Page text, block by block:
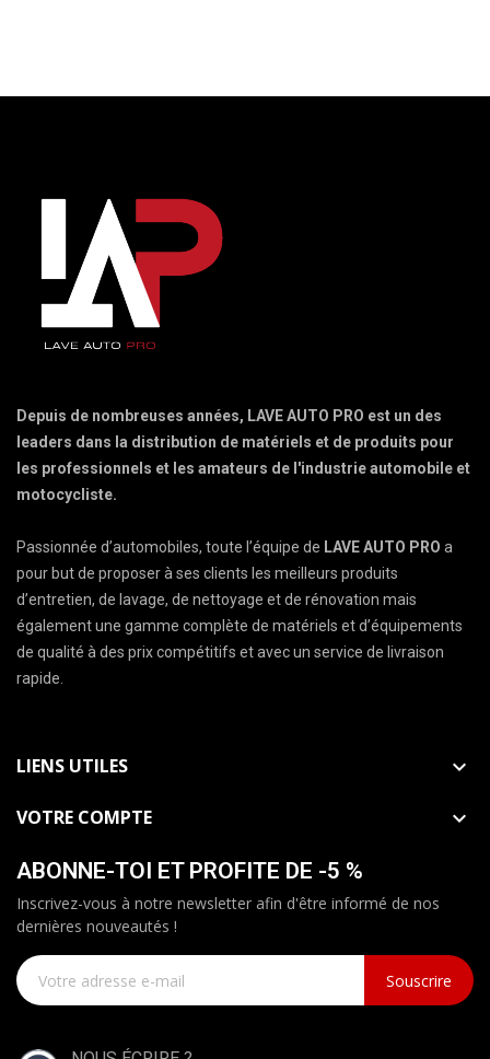
Depuis de nombreuses années, LAVE AUTO PRO est un des
leaders dans la distribution de matériels et de produits pour
les professionnels et les amateurs de l'industrie automobile et
motocycliste.
Passionnée d’automobiles, toute l’équipe de LAVE AUTO PRO a
pour but de proposer à ses clients les meilleurs produits
d’entretien, de lavage, de nettoyage et de rénovation mais
également une gamme complète de matériels et d’équipements
de qualité à des prix compétitifs et avec un service de livraison
rapide.
LIENS UTILES 
VOTRE COMPTE

ABONNE-TOI ET PROFITE DE -5 %
Inscrivez-vous à notre newsletter afin d'être informé de nos
dernières nouveautés !
Souscrire